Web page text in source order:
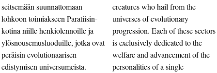
seitsemään suunnattomaan
lohkoon toimiakseen Paratiisin-
kotina niille henkiolennoille ja
ylösnousemusluoduille, jotka ovat
peräisin evolutionaarisen
edistymisen universumeista.
creatures who hail from the
universes of evolutionary
progression. Each of these sectors
is exclusively dedicated to the
welfare and advancement of the
personalities of a single